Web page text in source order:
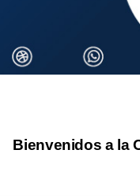
Bienvenidos a la